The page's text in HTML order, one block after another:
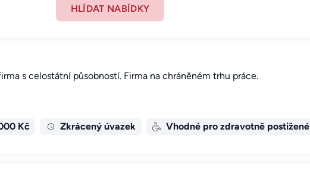
HLÍDAT NABÍDKY
s celostátní působností. Firma na chráněném trhu práce.
Kč Zkrácený úvazek Vhodné pro zdravotně postižené